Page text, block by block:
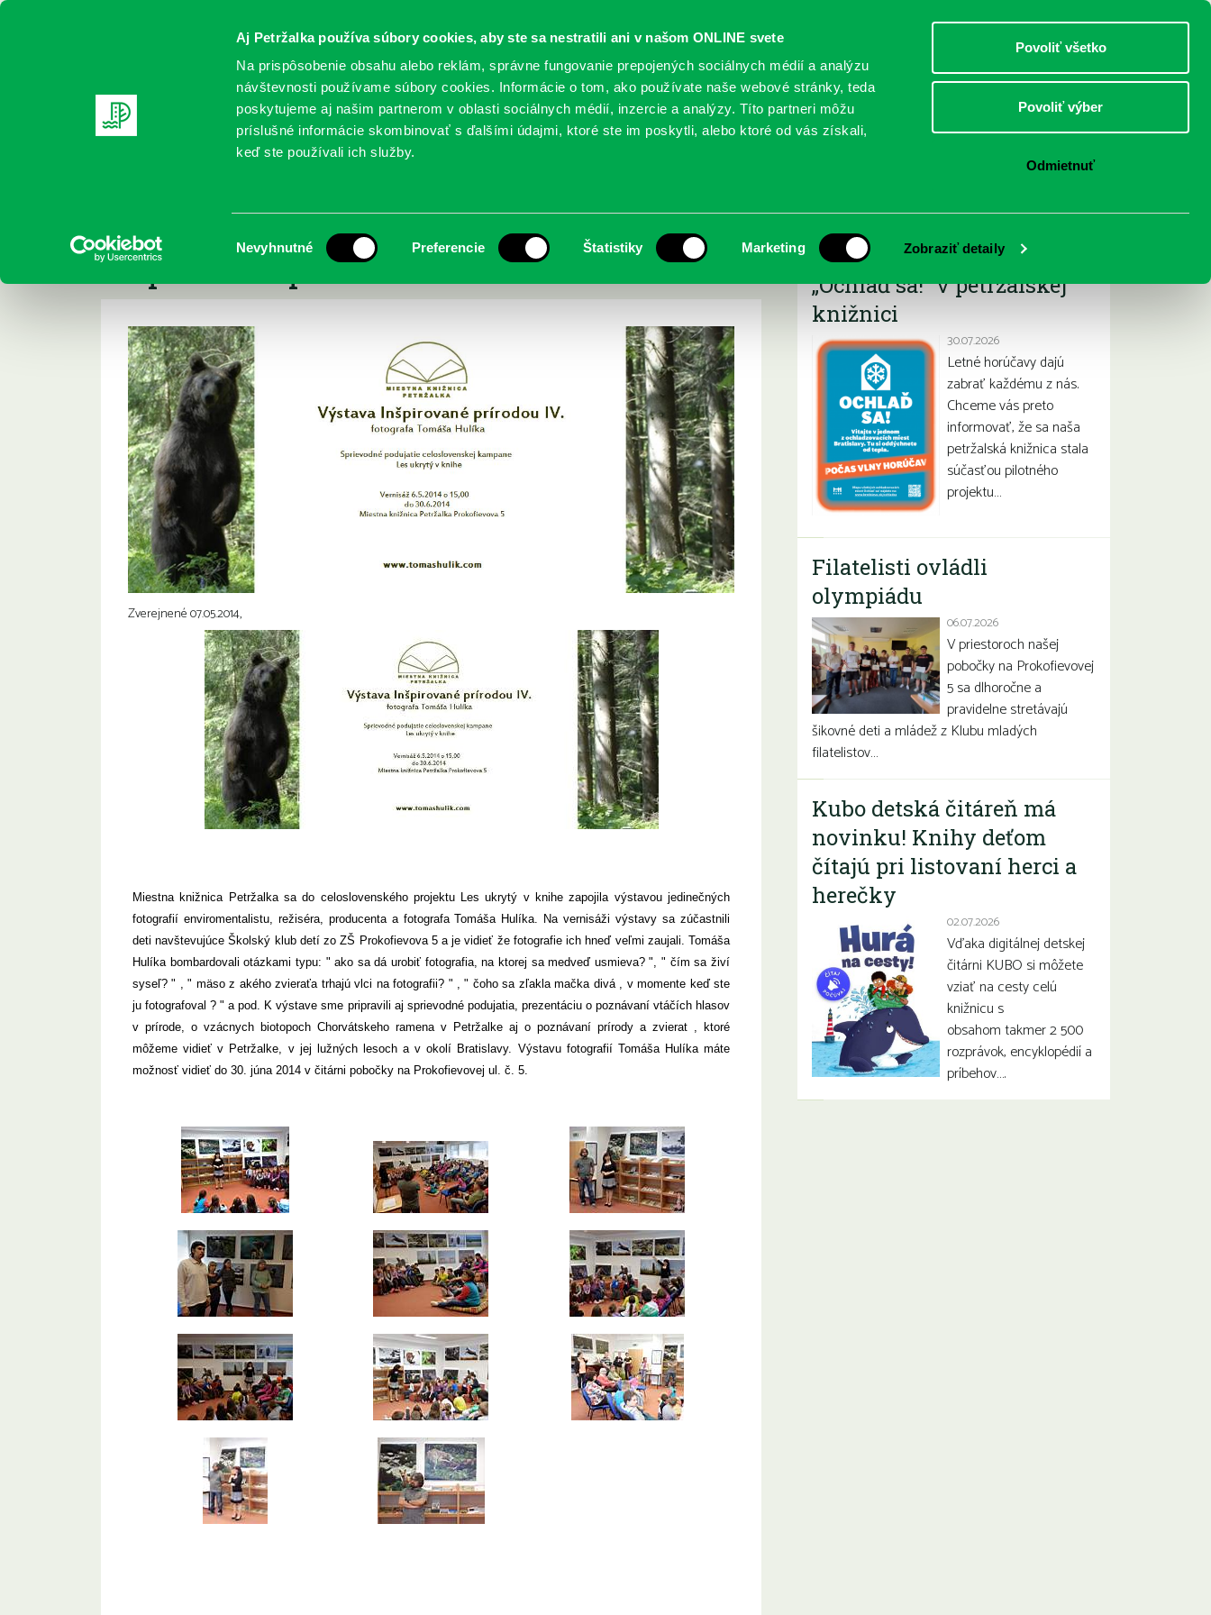
Aj Petržalka používa súbory cookies, aby ste sa nestratili ani v našom ONLINE svete
Na prispôsobenie obsahu alebo reklám, správne fungovanie prepojených sociálnych médií a analýzu
návštevnosti používame súbory cookies. Informácie o tom, ako používate naše webové stránky, teda
poskytujeme aj našim partnerom v oblasti sociálnych médií, inzercie a analýzy. Títo partneri môžu
príslušné informácie skombinovať s ďalšími údajmi, ktoré ste im poskytli, alebo ktoré od vás získali,
keď ste používali ich služby.
súhlasu
Nevyhnutné Preferencie Štatistiky Marketing Zobraziť detaily
Povoliť všetko
Povoliť výber
Odmietnuť
DOSPELÍ
REGISTRUJTE SA ONLINE KATALÓGY SLUŽBY PODUJATIA POBOČKY O KNIŽNICI
výstava fotografa Tomáša Hulíka –
Inšpirované prírodou IV….
Zverejnené 07.05.2014,
Miestna knižnica Petržalka sa do celoslovenského projektu Les ukrytý v knihe zapojila výstavou jedinečných
fotografií enviromentalistu, režiséra, producenta a fotografa Tomáša Hulíka. Na vernisáži výstavy sa zúčastnili
deti navštevujúce Školský klub detí zo ZŠ Prokofievova 5 a je vidieť že fotografie ich hneď veľmi zaujali. Tomáša
Hulíka bombardovali otázkami typu: " ako sa dá urobiť fotografia, na ktorej sa medveď usmieva? ", " čím sa živí
syseľ? " , " mäso z akého zvieraťa trhajú vlci na fotografii? " , " čoho sa zľakla mačka divá , v momente keď ste
ju fotografoval ? " a pod. K výstave sme pripravili aj sprievodné podujatia, prezentáciu o poznávaní vtáčích hlasov
v prírode, o vzácnych biotopoch Chorvátskeho ramena v Petržalke aj o poznávaní prírody a zvierat , ktoré
môžeme vidieť v Petržalke, v jej lužných lesoch a v okolí Bratislavy. Výstavu fotografií Tomáša Hulíka máte
možnosť vidieť do 30. júna 2014 v čitárni pobočky na Prokofievovej ul. č. 5.
Najnovšie
„Ochlaď sa!“ v petržalskej
knižnici
30.07.2026
Letné horúčavy dajú
zabrať každému z nás.
Chceme vás preto
informovať, že sa naša
petržalská knižnica stala
súčasťou pilotného
projektu…
Filatelisti ovládli
olympiádu
06.07.2026
V priestoroch našej
pobočky na Prokofievovej
5 sa dlhoročne a
pravidelne stretávajú
šikovné deti a mládež z Klubu mladých
filatelistov…
Kubo detská čitáreň má
novinku! Knihy deťom
čítajú pri listovaní herci a
herečky
02.07.2026
Vďaka digitálnej detskej
čitárni KUBO si môžete
vziať na cesty celú
knižnicu s
obsahom takmer 2 500
rozprávok, encyklopédií a
príbehov….